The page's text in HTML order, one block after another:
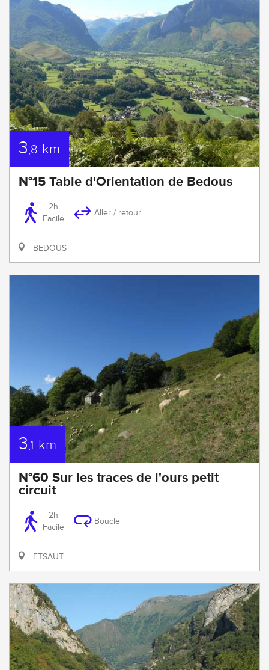
3,8 km
N°15 Table d'Orientation de Bedous
2h
Facile
Aller / retour
BEDOUS
3,1 km
N°60 Sur les traces de l'ours petit
circuit
2h
Facile
Boucle
ETSAUT